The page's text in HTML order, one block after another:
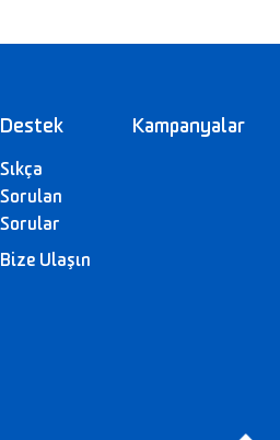
Destek
Sıkça
Sorulan
Sorular
Bize Ulaşın
Kampanyalar